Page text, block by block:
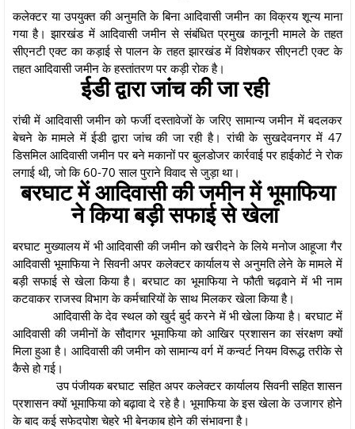
कलेक्टर या उपयुक्त की अनुमति के बिना आदिवासी जमीन का विक्रय शून्य माना
गया है। झारखंड में आदिवासी जमीन से संबंधित प्रमुख कानूनी मामले के तहत
सीएनटी एक्ट का कड़ाई से पालन के तहत झारखंड में विशेषकर सीएनटी एक्ट के
तहत आदिवासी जमीन के हस्तांतरण पर कड़ी रोक है।
ईडी द्वारा जांच की जा रही
रांची में आदिवासी जमीन को फर्जी दस्तावेजों के जरिए सामान्य जमीन में बदलकर
बेचने के मामले में ईडी द्वारा जांच की जा रही है। रांची के सुखदेवनगर में 47
डिसमिल आदिवासी जमीन पर बने मकानों पर बुलडोजर कार्रवाई पर हाईकोर्ट ने रोक
लगाई थी, जो कि 60-70 साल पुराने विवाद से जुड़ा था।
बरघाट में आदिवासी की जमीन में भूमाफिया
ने किया बड़ी सफाई से खेला
बरघाट मुख्यालय में भी आदिवासी की जमीन को खरीदने के लिये मनोज आहूजा गैर
आदिवासी भूमाफिया ने सिवनी अपर कलेक्टर कार्यालय से अनुमति लेने के मामले में
बड़ी सफाई से खेला किया है। बरघाट का भूमाफिया ने फौती चढ़वाने में भी नाम
कटवाकर राजस्व विभाग के कर्मचारियों के साथ मिलकर खेला किया है।
आदिवासी के देव स्थल को खुर्द बुर्द करने में भी खेला किया है। बरघाट में
आदिवासी की जमीनों के सौदागर भूमाफिया को आखिर प्रशासन का संरक्षण क्यों
मिला हुआ है। आदिवासी की जमीन को सामान्य वर्ग में कन्वर्ट नियम विरूद्ध तरीके से
कैसे हो गई।
उप पंजीयक बरघाट सहित अपर कलेक्टर कार्यालय सिवनी सहित शासन
प्रशासन क्यों भूमाफिया को बढ़ावा दे रहे है। भूमाफिया के इस खेला के उजागर होने
के बाद कई सफेदपोश चेहरे भी बेनकाब होने की संभावना है।